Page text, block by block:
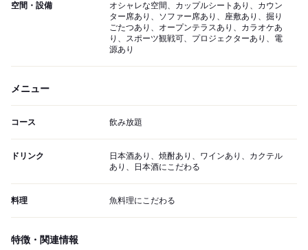
空間・設備
オシャレな空間、カップルシートあり、カウン
ター席あり、ソファー席あり、座敷あり、掘り
ごたつあり、オープンテラスあり、カラオケあ
り、スポーツ観戦可、プロジェクターあり、電
源あり
メニュー
コース 飲み放題
ドリンク
日本酒あり、焼酎あり、ワインあり、カクテル
あり、日本酒にこだわる
料理 魚料理にこだわる
特徴・関連情報